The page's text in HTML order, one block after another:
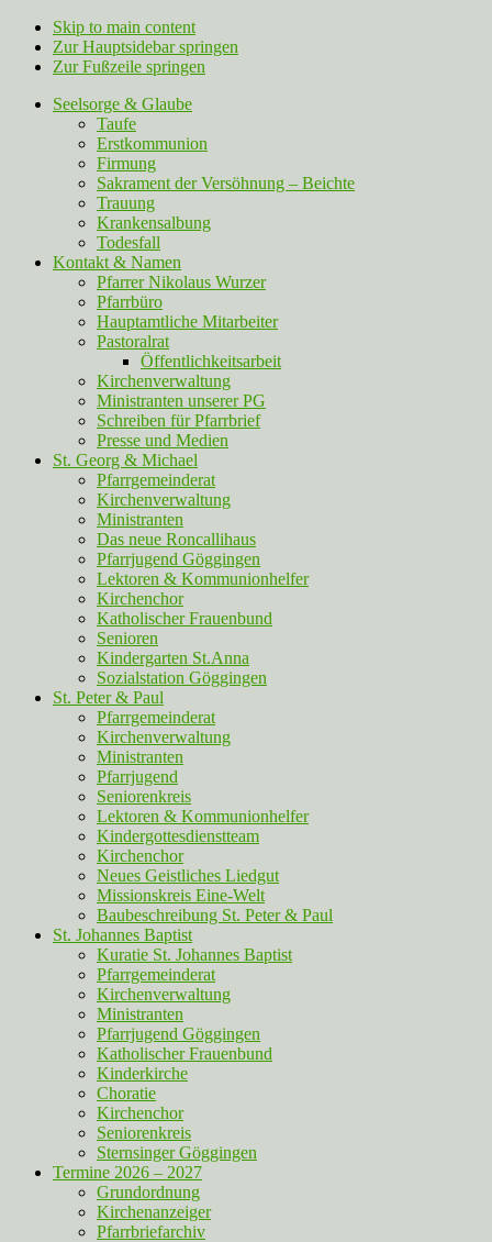
Skip to main content
Zur Hauptsidebar springen
Zur Fußzeile springen
Seelsorge & Glaube
Taufe
Erstkommunion
Firmung
Sakrament der Versöhnung – Beichte
Trauung
Krankensalbung
Todesfall
Kontakt & Namen
Pfarrer Nikolaus Wurzer
Pfarrbüro
Hauptamtliche Mitarbeiter
Pastoralrat
Öffentlichkeitsarbeit
Kirchenverwaltung
Ministranten unserer PG
Schreiben für Pfarrbrief
Presse und Medien
St. Georg & Michael
Pfarrgemeinderat
Kirchenverwaltung
Ministranten
Das neue Roncallihaus
Pfarrjugend Göggingen
Lektoren & Kommunionhelfer
Kirchenchor
Katholischer Frauenbund
Senioren
Kindergarten St.Anna
Sozialstation Göggingen
St. Peter & Paul
Pfarrgemeinderat
Kirchenverwaltung
Ministranten
Pfarrjugend
Seniorenkreis
Lektoren & Kommunionhelfer
Kindergottesdienstteam
Kirchenchor
Neues Geistliches Liedgut
Missionskreis Eine-Welt
Baubeschreibung St. Peter & Paul
St. Johannes Baptist
Kuratie St. Johannes Baptist
Pfarrgemeinderat
Kirchenverwaltung
Ministranten
Pfarrjugend Göggingen
Katholischer Frauenbund
Kinderkirche
Choratie
Kirchenchor
Seniorenkreis
Sternsinger Göggingen
Termine 2026 – 2027
Grundordnung
Kirchenanzeiger
Pfarrbriefarchiv